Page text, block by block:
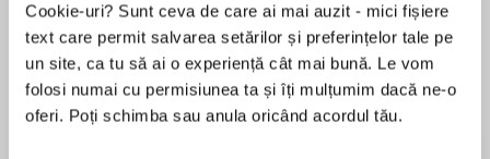
Cookie-uri? Sunt ceva de care ai mai auzit - mici fișiere
text care permit salvarea setărilor și preferințelor tale pe
un site, ca tu să ai o experiență cât mai bună. Le vom
folosi numai cu permisiunea ta și îți mulțumim dacă ne-o
oferi. Poți schimba sau anula oricând acordul tău.
Elita de Argint (Elita
de...
Dani Francis
Diavolul se îmbracă de
la...
Lauren Weisberger
Migdală
Sohn Won-pyung